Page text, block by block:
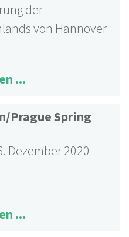
der
von Hannover
...
Prague Spring
Dezember 2020
...